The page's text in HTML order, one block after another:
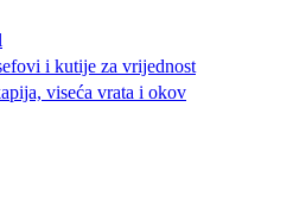
i kutije za vrijednost
viseća vrata i okov